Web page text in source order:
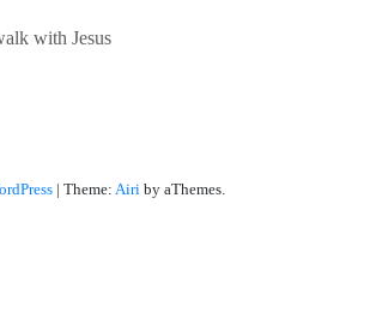
with Jesus
| Theme: Airi by aThemes.